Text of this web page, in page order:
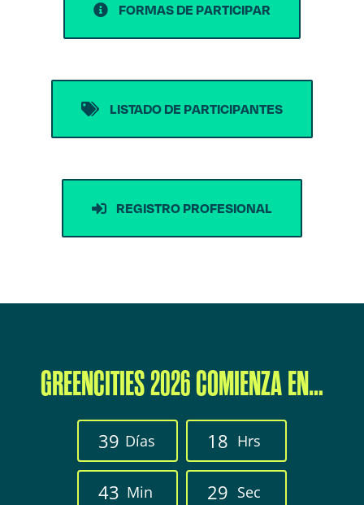
FORMAS DE PARTICIPAR
LISTADO DE PARTICIPANTES
REGISTRO PROFESIONAL
GREENCITIES 2026 COMIENZA EN…
39 Días 1 8 Hrs
43 Min 28 Sec